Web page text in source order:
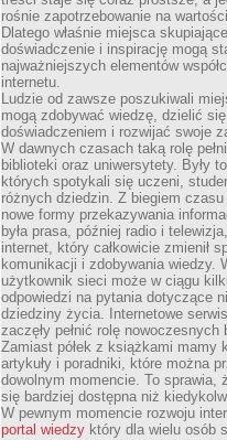
rośnie zapotrzebowanie na
Dlatego właśnie miejsca
doświadczenie i inspirację mogą
najważniejszych elementów
internetu.
Ludzie od zawsze poszukiwali
mogą zdobywać wiedzę, dzielić się
doświadczeniem i rozwijać swoje
W dawnych czasach taką rolę
biblioteki oraz uniwersytety. Były
których spotykali się uczeni,
różnych dziedzin. Z biegiem czasu
nowe formy przekazywania
była prasa, później radio i
internet, który całkowicie zmienił
komunikacji i zdobywania wiedzy.
użytkownik sieci może w ciągu
odpowiedzi na pytania dotyczące
dziedziny życia. Internetowe
zaczęły pełnić rolę nowoczesnych
Zamiast półek z książkami mamy
artykuły i poradniki, które można
dowolnym momencie. To sprawia,
się bardziej dostępna niż
W pewnym momencie rozwoju
portal wiedzy który dla wielu osób